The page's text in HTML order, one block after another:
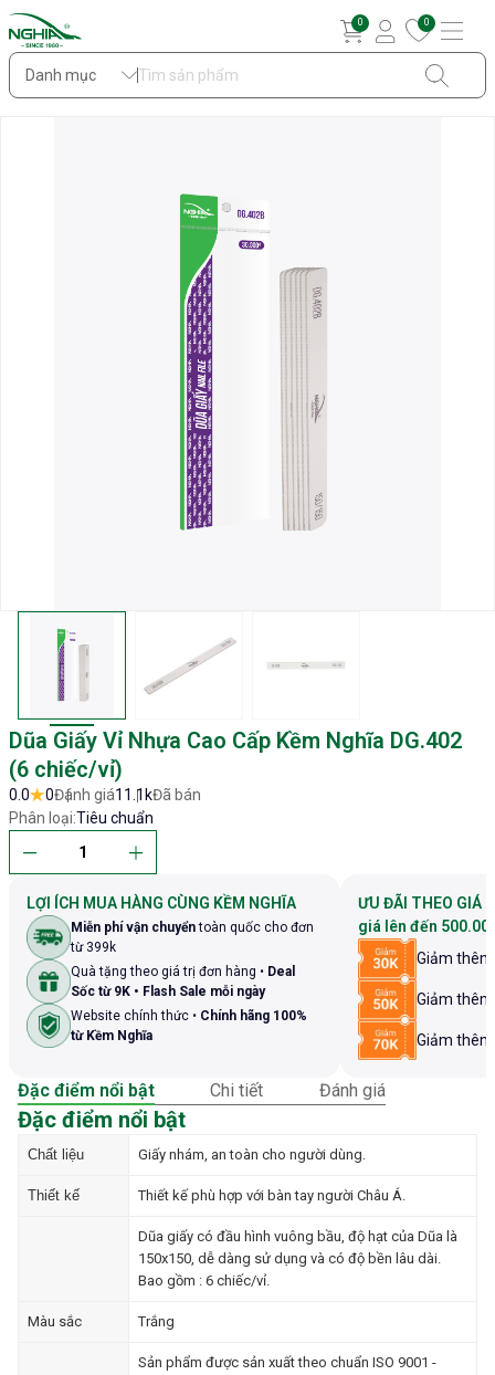
Danh mục
0 0
Dũa Giấy Vỉ Nhựa Cao Cấp Kềm Nghĩa DG.402
(6 chiếc/vỉ)
0.0 0Đánh giá11.1kĐã bán
Phân loại:Tiêu chuẩn
LỢI ÍCH MUA HÀNG CÙNG KỀM NGHĨA
Miễn phí vận chuyểntoàn quốc cho đơn
từ 399k
Quà tặng theo giá trị đơn hàng • Deal
Sốc từ 9K • Flash Sale mỗi ngày
Website chính thức • Chính hãng 100%
từ Kềm Nghĩa
ƯU ĐÃI THEO GIÁ
giá lên đến
Giảm
Giảm
Giảm
Đặc điểm nổi bật Chi tiết Đánh giá
Đặc điểm nổi bật
Chất liệu Giấy nhám, an toàn cho người dùng.
Thiết kế Thiết kế phù hợp với bàn tay người Châu Á.
Dũa giấy có đầu hình vuông bầu, độ hạt của Dũa là
150x150, dễ dàng sử dụng và có độ bền lâu dài.
Bao gồm : 6 chiếc/vỉ.
Màu sắc Trắng
Sản phẩm được sản xuất theo chuẩn ISO 9001 -